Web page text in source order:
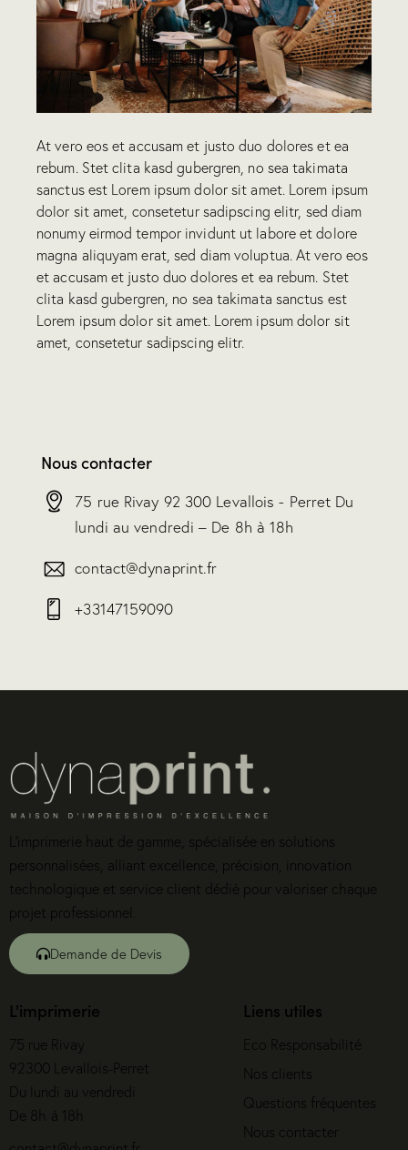
At vero eos et accusam et justo duo dolores et ea
rebum. Stet clita kasd gubergren, no sea takimata
sanctus est Lorem ipsum dolor sit amet. Lorem ipsum
dolor sit amet, consetetur sadipscing elitr, sed diam
nonumy eirmod tempor invidunt ut labore et dolore
magna aliquyam erat, sed diam voluptua. At vero eos
et accusam et justo duo dolores et ea rebum. Stet
clita kasd gubergren, no sea takimata sanctus est
Lorem ipsum dolor sit amet. Lorem ipsum dolor sit
amet, consetetur sadipscing elitr.
Nous contacter
75 rue Rivay 92 300 Levallois - Perret Du
lundi au vendredi – De 8h à 18h
contact@dynaprint.fr
+33147159090
L’imprimerie haut de gamme, spécialisée en solutions
personnalisées, alliant excellence, précision, innovation
technologique et service client dédié pour valoriser chaque
projet professionnel.
Demande de Devis
L'imprimerie
75 rue Rivay
92300 Levallois-Perret
Du lundi au vendredi
De 8h à 18h
Liens utiles
Eco Responsabilité
Nos clients
Questions fréquentes
Nous contacter